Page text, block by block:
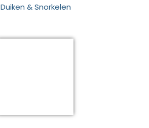
Duiken & Snorkelen